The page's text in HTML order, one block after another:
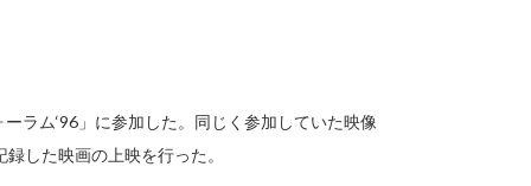
ラム‘96」に参加した。同じく参加していた映像
した映画の上映を行った。